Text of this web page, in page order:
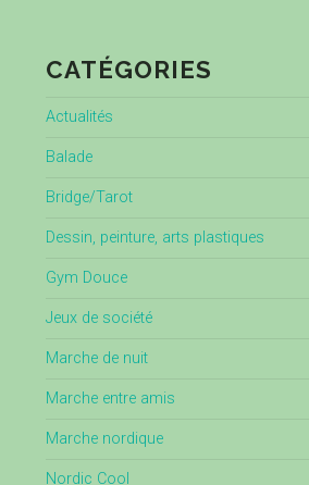
CATÉGORIES
Actualités
Balade
Bridge/Tarot
Dessin, peinture, arts plastiques
Gym Douce
Jeux de société
Marche de nuit
Marche entre amis
Marche nordique
Nordic Cool